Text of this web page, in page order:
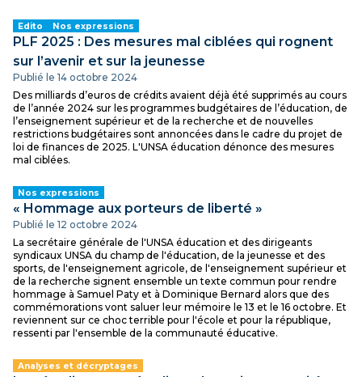
Edito Nos expressions
PLF 2025 : Des mesures mal ciblées qui rognent
sur l’avenir et sur la jeunesse
Publié le 14 octobre 2024
Des milliards d’euros de crédits avaient déjà été supprimés au cours
de l’année 2024 sur les programmes budgétaires de l’éducation, de
l’enseignement supérieur et de la recherche et de nouvelles
restrictions budgétaires sont annoncées dans le cadre du projet de
loi de finances de 2025. L'UNSA éducation dénonce des mesures
mal ciblées.
Nos expressions
« Hommage aux porteurs de liberté »
Publié le 12 octobre 2024
La secrétaire générale de l'UNSA éducation et des dirigeants
syndicaux UNSA du champ de l'éducation, de la jeunesse et des
sports, de l'enseignement agricole, de l'enseignement supérieur et
de la recherche signent ensemble un texte commun pour rendre
hommage à Samuel Paty et à Dominique Bernard alors que des
commémorations vont saluer leur mémoire le 13 et le 16 octobre. Et
reviennent sur ce choc terrible pour l'école et pour la république,
ressenti par l'ensemble de la communauté éducative.
Analyses et décryptages